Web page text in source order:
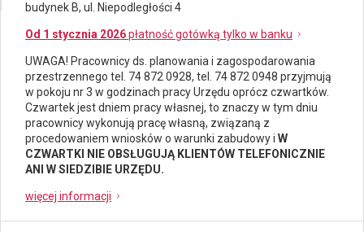
budynek B, ul. Niepodległości 4
Od 1 stycznia 2026płatność gotówką tylko w banku
UWAGA! Pracownicy ds. planowania i zagospodarowania
przestrzennego tel. 74 872 0928, tel. 74 872 0948 przyjmują
w pokoju nr 3 w godzinach pracy Urzędu oprócz czwartków.
Czwartek jest dniem pracy własnej, to znaczy w tym dniu
pracownicy wykonują pracę własną, związaną z
procedowaniem wniosków o warunki zabudowy i W
CZWARTKI NIE OBSŁUGUJĄ KLIENTÓW TELEFONICZNIE
ANI W SIEDZIBIE URZĘDU.
więcej informacji